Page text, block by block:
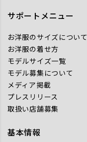
サポートメニュー
お洋服のサイズについて
お洋服の着せ方
モデルサイズ一覧
モデル募集について
メディア掲載
プレスリリース
取扱い店舗募集
基本情報